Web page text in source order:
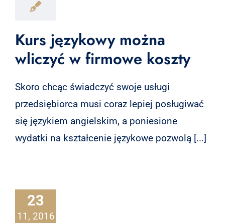
Kurs językowy można
wliczyć w firmowe koszty
Skoro chcąc świadczyć swoje usługi
przedsiębiorca musi coraz lepiej posługiwać
się językiem angielskim, a poniesione
wydatki na kształcenie językowe pozwolą [...]
23
11, 2016